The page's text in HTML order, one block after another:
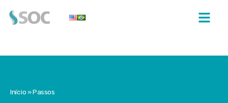
Início»Passos